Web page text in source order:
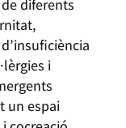
diferents
i
un espai